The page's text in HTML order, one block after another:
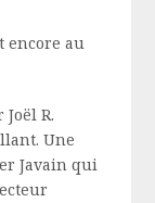
encore au
R.
Une
Javain qui